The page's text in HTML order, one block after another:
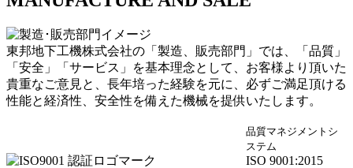
東邦地下工機株式会社の「製造、販売部門」では、「品質」
「安全」「サービス」を基本理念として、お客様より頂いた
貴重なご意見と、長年培った経験を元に、必ずご満足頂ける
性能と経済性、安全性を備えた機械を提供いたします。
品質マネジメントシ
ステム
ISO 9001:2015